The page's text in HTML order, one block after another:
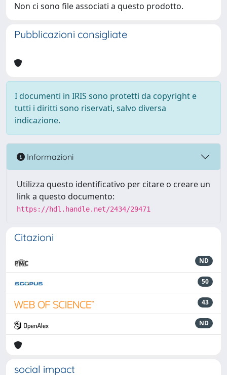
Non ci sono file associati a questo prodotto.
Pubblicazioni consigliate
I documenti in IRIS sono protetti da copyright e
tutti i diritti sono riservati, salvo diversa
indicazione.
Informazioni
Utilizza questo identificativo per citare o creare un
link a questo documento:
https://hdl.handle.net/2434/29471
Citazioni
ND
50
43
ND
social impact